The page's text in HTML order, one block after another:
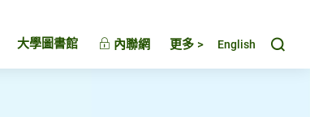
大學圖書館 內聯網 更多 > English